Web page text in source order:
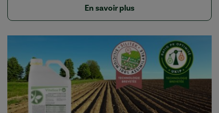
En savoir plus